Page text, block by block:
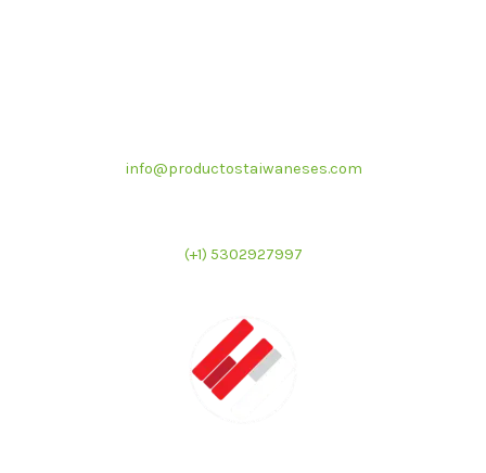
info@productostaiwaneses.com
(+1) 5302927997